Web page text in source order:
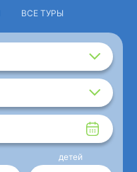
ВСЕ ТУРЫ
детей